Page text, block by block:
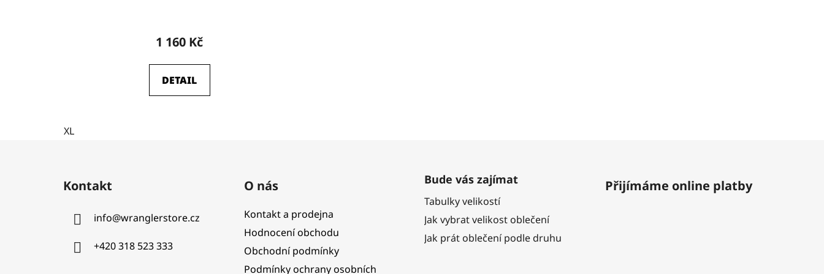
1 160 Kč
DETAIL
XL
Kontakt
info@wranglerstore.cz
+420 318 523 333
O nás
Kontakt a prodejna
Hodnocení obchodu
Obchodní podmínky
Podmínky ochrany osobních
Bude vás zajímat
Tabulky velikostí
Jak vybrat velikost oblečení
Jak prát oblečení podle druhu
Přijímáme online platby